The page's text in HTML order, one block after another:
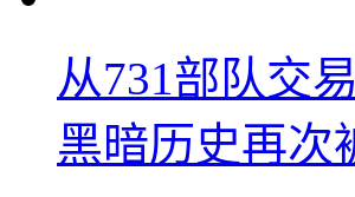
从731部队交
黑暗历史再次